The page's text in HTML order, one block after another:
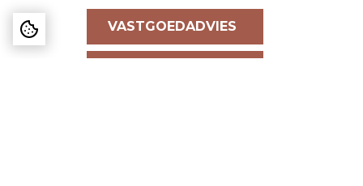
VASTGOEDADVIES